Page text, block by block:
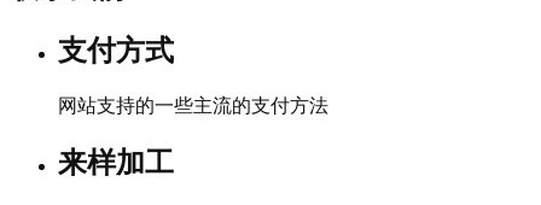
支付方式
网站支持的一些主流的支付方法
来样加工